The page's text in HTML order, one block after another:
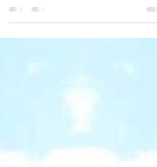
wünscht. Aber: Wie kann man den Himmel
kaufen oder...